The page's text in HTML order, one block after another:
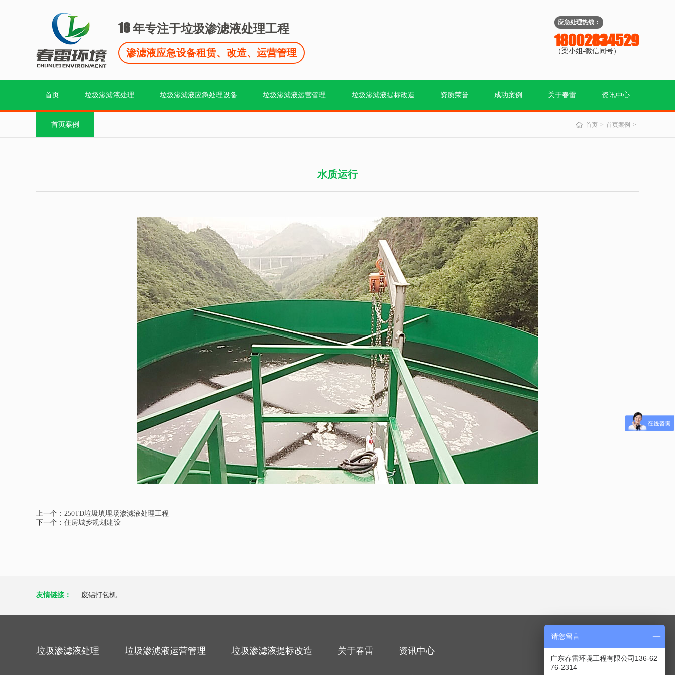
16年专注于垃圾渗滤液处理工程
渗滤液应急设备租赁、改造、运营管理
应急处理热线：
18002834529
（梁小姐-微信同号）
首页 垃圾渗滤液处理 垃圾渗滤液应急处理设备 垃圾渗滤液运营管理 垃圾渗滤液提标改造 资质荣誉 成功案例 关于春雷 资讯中心
首页案例 首页 首页案例
水质运行
上一个： 250TD垃圾填埋场渗滤液处理工程
下一个： 住房城乡规划建设
友情链接： 废铝打包机
垃圾渗滤液处理 垃圾渗滤液运营管理 垃圾渗滤液提标改造 关于春雷 资讯中心 关注我们
∧
请您留言
广东春雷环境工程有限公司136-62
76-2314